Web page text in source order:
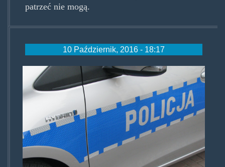
patrzeć nie mogą.
10 Październik, 2016 - 18:17
radiowoz3.jpg